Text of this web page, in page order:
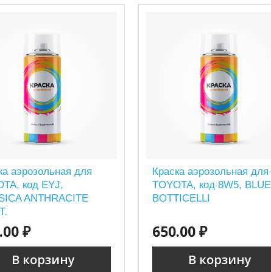
аэрозольная для
код EYJ,
ANTHRACITE
₽
В корзину
Краска аэрозольная для
TOYOTA, код 8W5,
BOTTICELLI
650.00 ₽
В корзину